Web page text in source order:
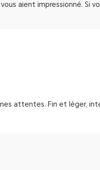
aient impressionné. Si
attentes. Fin et léger,